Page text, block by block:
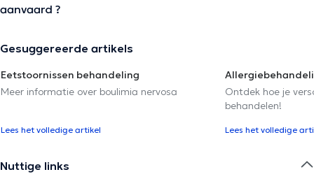
aanvaard ?
Gesuggereerde artikels
Eetstoornissen behandeling
Meer informatie over boulimia nervosa
Lees het volledige artikel
Ontdek hoe je
behandelen!
Lees het volledige
Nuttige links